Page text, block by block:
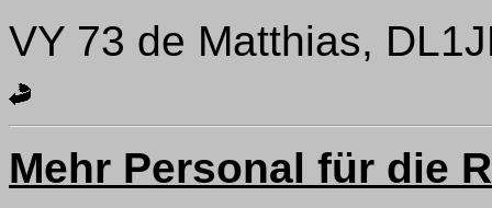
VY 73 de Matthias,
Mehr Personal für die